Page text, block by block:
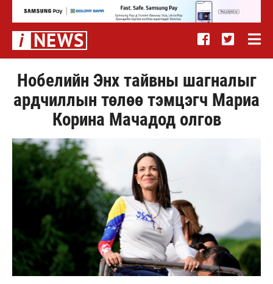
Нобелийн Энх тайвны шагналыг
ардчиллын төлөө тэмцэгч Мариа
Корина Мачадод олгов